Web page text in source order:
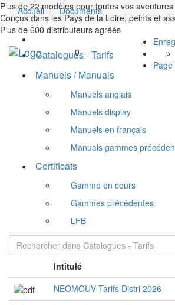
Plus de 22 modèles pour toutes vos aventures
Conçus dans les Pays de la Loire, peints et
Plus de 600 distributeurs agréés
Page
Toggle
navigation
0
Accueil Documents
Catalogues - Tarifs
Manuels / Manuals
Manuels anglais
Manuels display
Manuels en français
Manuels gammes
Certificats
Gamme en cours
Gammes précédentes
LFB
Intitulé
NEOMOUV Tarifs Distri 2026